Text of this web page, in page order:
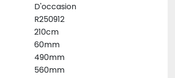
D'occasion
R250912
210cm
60mm
490mm
560mm